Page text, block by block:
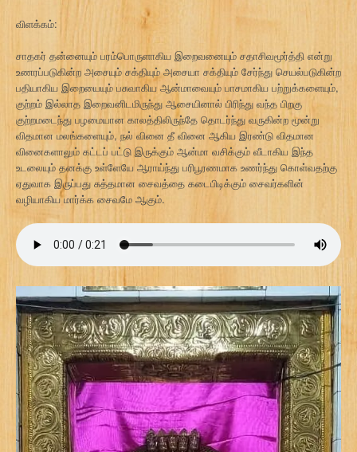
விளக்கம்:
சாதகர் தன்னையும் பரம்பொருளாகிய இறைவனையும் சதாசிவமூர்த்தி என்று
உணரப்படுகின்ற அசையும் சக்தியும் அசையா சக்தியும் சேர்ந்து செயல்படுகின்ற
பதியாகிய இறையையும் பசுவாகிய ஆன்மாவையும் பாசமாகிய பற்றுக்களையும்,
குற்றம் இல்லாத இறைவனிடமிருந்து ஆசையினால் பிரிந்து வந்த பிறகு
குற்றமடைந்து பழமையான காலத்திலிருந்தே தொடர்ந்து வருகின்ற மூன்று
விதமான மலங்களையும், நல் வினை தீ வினை ஆகிய இரண்டு விதமான
வினைகளாலும் கட்டப் பட்டு இருக்கும் ஆன்மா வசிக்கும் வீடாகிய இந்த
உடலையும் தனக்கு உள்ளேயே ஆராய்ந்து பரிபூரணமாக உணர்ந்து கொள்வதற்கு
ஏதுவாக இருப்பது சுத்தமான சைவத்தை கடைபிடிக்கும் சைவர்களின்
வழியாகிய மார்க்க சைவமே ஆகும்.